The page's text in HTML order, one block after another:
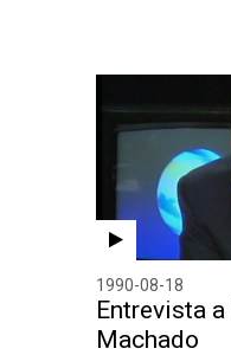
1990-08-18
Entrevista
Machado